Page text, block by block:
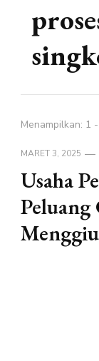
Menampilkan: 1
MARET 3, 2025
Usaha
Peluang